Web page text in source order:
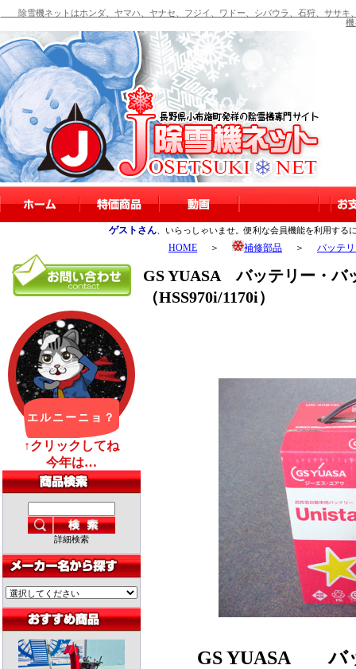
除雪機ネットはホンダ、ヤマハ、ヤナセ、フジイ、ワドー、シバウラ、石狩、ササキ
機
ゲストさん 、いらっしゃいませ。便利な会員機能を利用する
詳細検索
HOME ＞ 補修部品 ＞ バッテ
GS YUASA バッテリー・
（HSS970i/1170i）
GS YUASA バ